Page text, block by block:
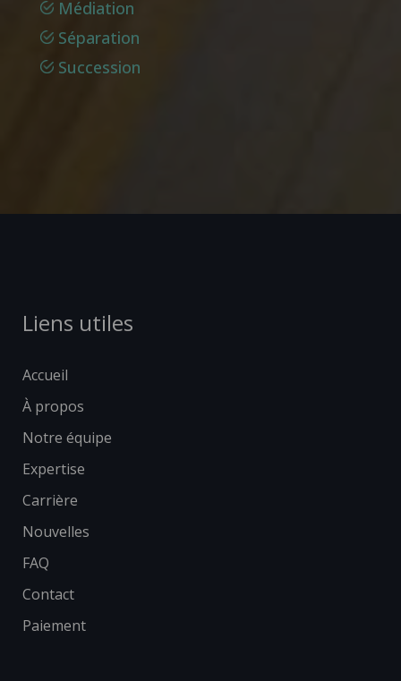
Médiation
Séparation
Succession
Liens utiles
Accueil
À propos
Notre équipe
Expertise
Carrière
Nouvelles
FAQ
Contact
Paiement